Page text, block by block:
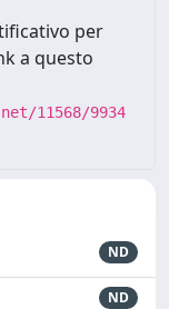
per
a questo
11568/9934
ND
ND